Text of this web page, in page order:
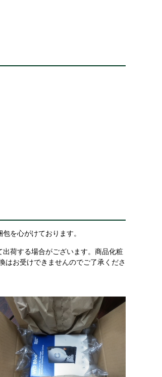
を心がけております。
荷する場合がございます。商品化粧
はお受けできませんのでご了承くださ